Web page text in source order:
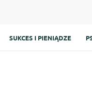
SUKCES I PIENIĄDZE